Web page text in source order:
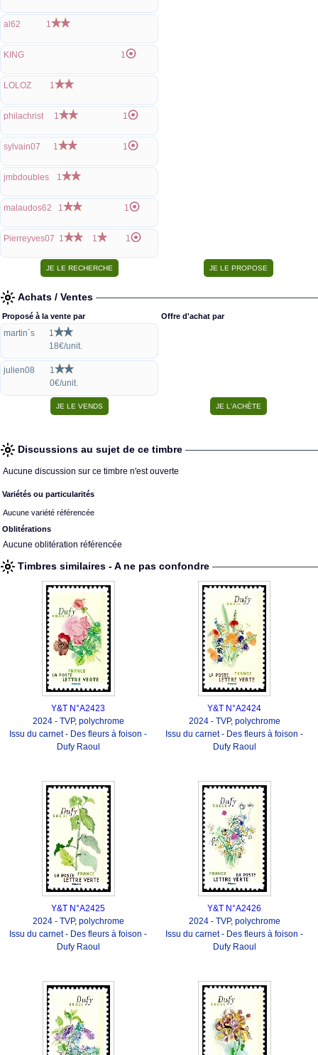
al62 1
KING 1
LOLOZ 1
philachrist 1 1
sylvain07 1 1
jmbdoubles 1
malaudos62 1 1
Pierreyves07 1 1 1
Achats / Ventes
Proposé à la vente par
martin`s
1
18€/unit.
julien08
1
0€/unit.
Offre d'achat par
Discussions au sujet de ce timbre
Aucune discussion sur ce timbre n'est ouverte
Variétés ou particularités
Aucune variété référencée
Oblitérations
Aucune oblitération référencée
Timbres similaires - A ne pas confondre
Y&T N°A2423
2024 - TVP, polychrome
Issu du carnet - Des fleurs à foison -
Dufy Raoul
Y&T N°A2424
2024 - TVP, polychrome
Issu du carnet - Des fleurs à foison -
Dufy Raoul
Y&T N°A2425
2024 - TVP, polychrome
Issu du carnet - Des fleurs à foison -
Dufy Raoul
Y&T N°A2426
2024 - TVP, polychrome
Issu du carnet - Des fleurs à foison -
Dufy Raoul